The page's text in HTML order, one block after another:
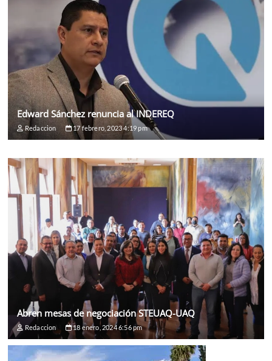
Edward Sánchez renuncia al INDEREQ
Redaccion 17 febrero, 2023 4:19 pm
Abren mesas de negociación STEUAQ-UAQ
Redaccion 18 enero, 2024 6:56 pm